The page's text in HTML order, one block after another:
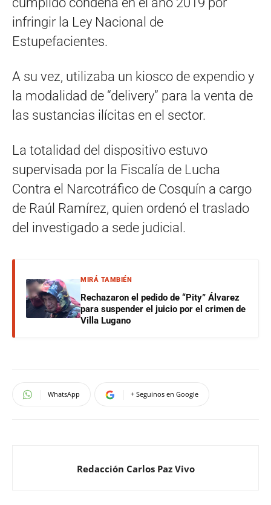
infringir la Ley Nacional de
Estupefacientes.
A su vez, utilizaba un kiosco de expendio y
la modalidad de “delivery” para la venta de
las sustancias ilícitas en el sector.
La totalidad del dispositivo estuvo
supervisada por la Fiscalía de Lucha
Contra el Narcotráfico de Cosquín a cargo
de Raúl Ramírez, quien ordenó el traslado
del investigado a sede judicial.
MIRÁ TAMBIÉN
Rechazaron el pedido de “Pity” Álvarez
para suspender el juicio por el crimen de
Villa Lugano
WhatsApp + Seguinos en Google
Redacción Carlos Paz Vivo